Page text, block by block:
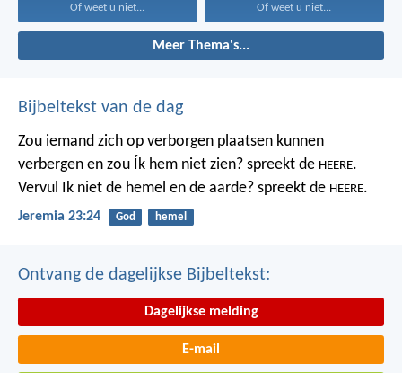
Of weet u niet... Of weet u niet...
Meer Thema's...
Bijbeltekst van de dag
Zou iemand zich op verborgen plaatsen kunnen
verbergen en zou Ík hem niet zien? spreekt de HEERE.
Vervul Ik niet de hemel en de aarde? spreekt de HEERE.
Jeremia 23:24 God hemel
Ontvang de dagelijkse Bijbeltekst:
Dagelijkse melding
E-mail